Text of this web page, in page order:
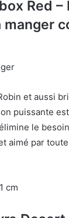
Red –
et aussi
puissante
le
aimé par
cm